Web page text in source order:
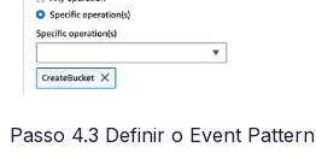
Passo 4.3 Definir o Event Pattern